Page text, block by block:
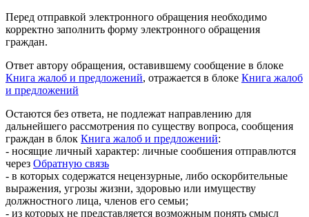
Перед отправкой электронного обращения необходимо
корректно заполнить форму электронного обращения
граждан.
Ответ автору обращения, оставившему сообщение в блоке
Книга жалоб и предложений, отражается в блоке Книга жалоб
и предложений
Остаются без ответа, не подлежат направлению для
дальнейшего рассмотрения по существу вопроса, сообщения
граждан в блок Книга жалоб и предложений:
- носящие личный характер: личные сообшения отправлются
через Обратную связь
- в которых содержатся нецензурные, либо оскорбительные
выражения, угрозы жизни, здоровью или имуществу
должностного лица, членов его семьи;
- из которых не представляется возможным понять смысл